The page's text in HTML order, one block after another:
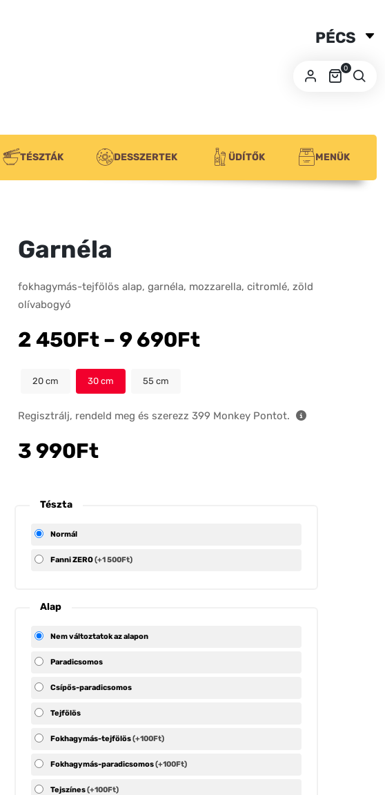
PÉCS
0
TÉSZTÁK DESSZERTEK ÜDÍTŐK MENÜK
Garnéla
fokhagymás-tejfölös alap, garnéla, mozzarella, citromlé, zöld
olívabogyó
2 450Ft– 9 690Ft
20 30 55
Regisztrálj, rendeld meg és szerezz 399 Monkey Pontot.
3 990Ft
Tészta
Normál
Fanni ZERO(+1 500Ft)
Alap
Nem változtatok az alapon
Paradicsomos
Csípős-paradicsomos
Tejfölös
Fokhagymás-tejfölös(+100Ft)
Fokhagymás-paradicsomos(+100Ft)
Tejszínes(+100Ft)